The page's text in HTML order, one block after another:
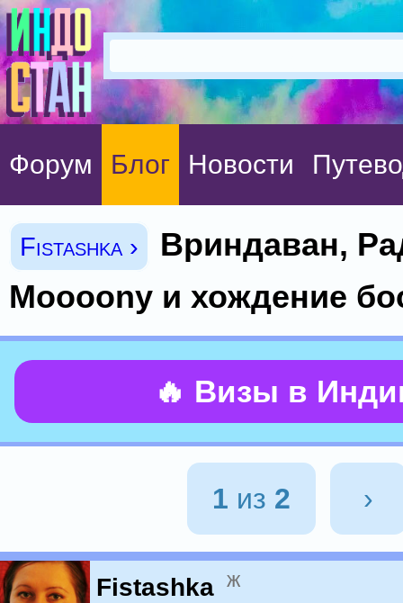
Форум Блог Новости
Fistashka ›
Вриндаван,
Moooony и хождение
🔥 Визы в
1 из 2 ›
Fistashka ж